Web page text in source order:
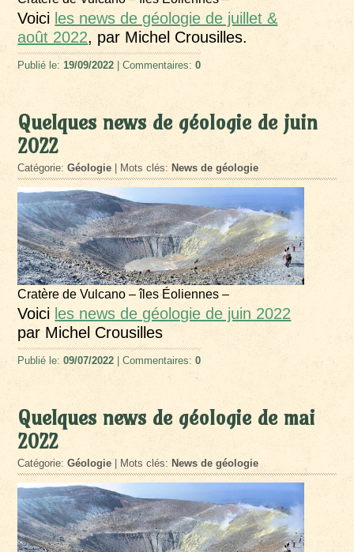
Voici les news de géologie de juillet &
août 2022, par Michel Crousilles.
Publié le: 19/09/2022 | Commentaires:0
Quelques news de géologie de juin
2022
Catégorie:Géologie | Mots clés: News de géologie
Cratère de Vulcano – îles Éoliennes –
Voici les news de géologie de juin 2022
par Michel Crousilles
Publié le:09/07/2022 | Commentaires:0
Quelques news de géologie de mai
2022
Catégorie:Géologie | Mots clés: News de géologie